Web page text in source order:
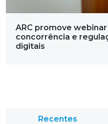
ARC promove
concorrência e
digitais
Recentes